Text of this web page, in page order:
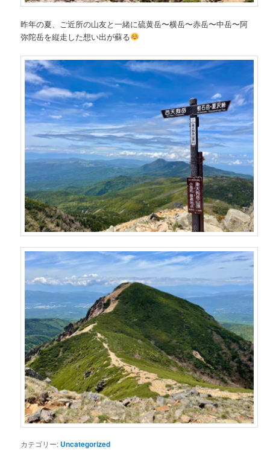
昨年の夏、ご近所の山友と一緒に硫黄岳〜横岳〜赤岳〜中岳〜阿
弥陀岳を縦走した想い出が蘇る
カテゴリー: Uncategorized